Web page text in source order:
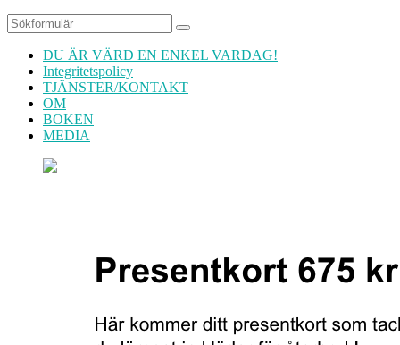
Sök
DU ÄR VÄRD EN ENKEL VARDAG!
Integritetspolicy
TJÄNSTER/KONTAKT
OM
BOKEN
MEDIA